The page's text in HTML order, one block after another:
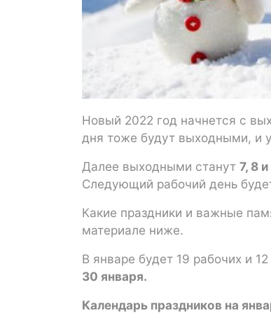
Новый 2022 год начнется с
дня тоже будут выходными, и
Далее выходными станут 7, 8
Следующий рабочий день
Какие праздники и важные
материале ниже.
В январе будет 19 рабочих и
30 января.
Календарь праздников на